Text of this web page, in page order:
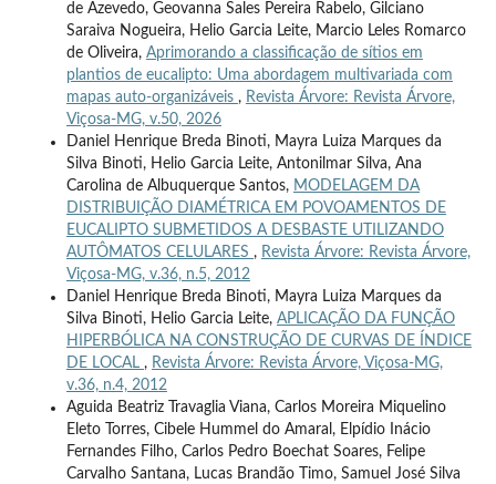
de Azevedo, Geovanna Sales Pereira Rabelo, Gilciano
Saraiva Nogueira, Helio Garcia Leite, Marcio Leles Romarco
de Oliveira, Aprimorando a classificação de sítios em
plantios de eucalipto: Uma abordagem multivariada com
mapas auto-organizáveis , Revista Árvore: Revista Árvore,
Viçosa-MG, v.50, 2026
Daniel Henrique Breda Binoti, Mayra Luiza Marques da
Silva Binoti, Helio Garcia Leite, Antonilmar Silva, Ana
Carolina de Albuquerque Santos, MODELAGEM DA
DISTRIBUIÇÃO DIAMÉTRICA EM POVOAMENTOS DE
EUCALIPTO SUBMETIDOS A DESBASTE UTILIZANDO
AUTÔMATOS CELULARES , Revista Árvore: Revista Árvore,
Viçosa-MG, v.36, n.5, 2012
Daniel Henrique Breda Binoti, Mayra Luiza Marques da
Silva Binoti, Helio Garcia Leite, APLICAÇÃO DA FUNÇÃO
HIPERBÓLICA NA CONSTRUÇÃO DE CURVAS DE ÍNDICE
DE LOCAL , Revista Árvore: Revista Árvore, Viçosa-MG,
v.36, n.4, 2012
Aguida Beatriz Travaglia Viana, Carlos Moreira Miquelino
Eleto Torres, Cibele Hummel do Amaral, Elpídio Inácio
Fernandes Filho, Carlos Pedro Boechat Soares, Felipe
Carvalho Santana, Lucas Brandão Timo, Samuel José Silva